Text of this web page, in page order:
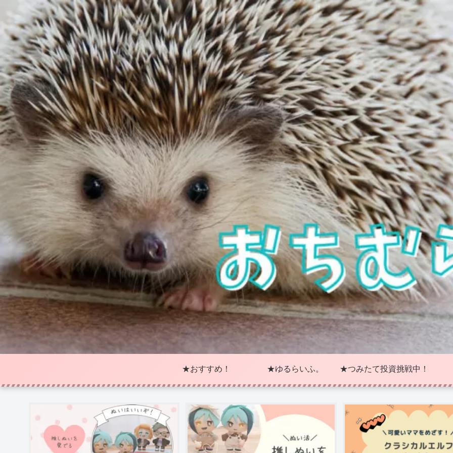
★おすすめ！ ★ゆるらいふ。 ★つみたて投資挑戦中！